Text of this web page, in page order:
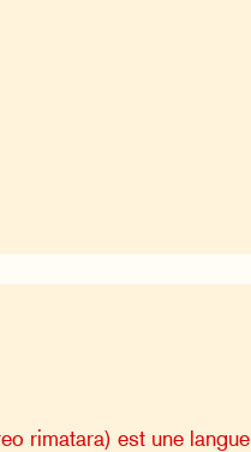
rimatara) est une langue